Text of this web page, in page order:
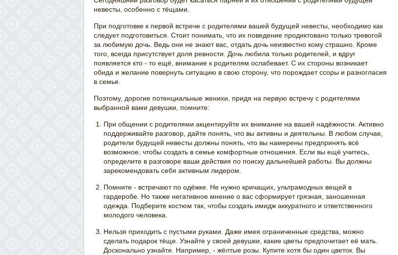
невесты, особенно с тёщами.
При подготовке к первой встрече с родителями вашей будущей невесты, необходимо как
следует подготовиться. Стоит понимать, что их поведение продиктовано только тревогой
за любимую дочь. Ведь они не знают вас, отдать дочь неизвестно кому страшно. Кроме
того, всегда присутствует доля ревности. Дочь любила только родителей, и вдруг
появляется кто - то ещё, внимание к родителям ослабевает. С их стороны возникает
обида и желание повернуть ситуацию в свою сторону, что порождает ссоры и разногласия
в семье.
Поэтому, дорогие потенциальные женихи, придя на первую встречу с родителями
выбранной вами девушки, помните:
При общении с родителями акцентируйте их внимание на вашей надёжности. Активно
поддерживайте разговор, дайте понять, что вы активны и деятельны. В любом случае,
родители будущей невесты должны понять, что вы намерены предпринять всё
возможное, чтобы создать в семье комфортные отношения. Если вы ещё учитесь,
определите в разговоре ваши действия по поиску дальнейшей работы. Вы должны
зарекомендовать себя активным лидером.
Помните - встречают по одёжке. Не нужно кричащих, ультрамодных вещей в
гардеробе. Но также негативное мнение о вас сформирует грязная, заношенная
одежда. Подберите костюм так, чтобы создать имидж аккуратного и ответственного
молодого человека.
Нельзя приходить с пустыми руками. Даже имея ограниченные средства, можно
сделать подарок тёще. Узнайте у своей девушки, какие цветы предпочитает её мать.
Досконально узнайте. Например, - жёлтые розы. Купите хотя бы один цветок. Вы